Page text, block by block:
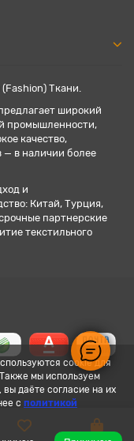
cookie для
мы используем
даёте согласие на их
с политикой
Ткани.
широкий
промышленности,
качество,
— в наличии более
и
Китай, Турция,
партнерские
текстильного